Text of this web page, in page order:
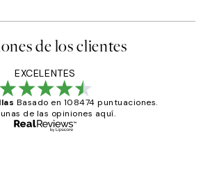
de los clientes
EXCELENTES
Basado en 108474 puntuaciones.
de las opiniones aquí.